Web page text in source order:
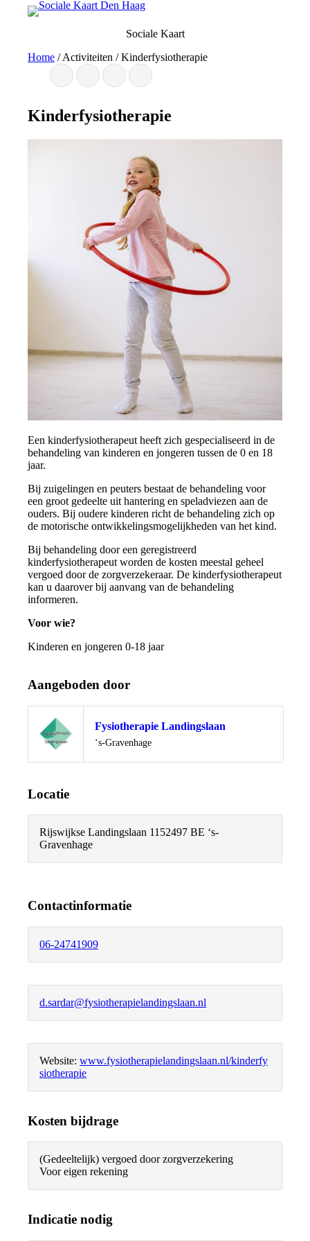
Sociale Kaart
Home /Activiteiten /Kinderfysiotherapie
Kinderfysiotherapie
Een kinderfysiotherapeut heeft zich gespecialiseerd in de
behandeling van kinderen en jongeren tussen de 0 en 18
jaar.
Bij zuigelingen en peuters bestaat de behandeling voor
een groot gedeelte uit hantering en speladviezen aan de
ouders. Bij oudere kinderen richt de behandeling zich op
de motorische ontwikkelingsmogelijkheden van het kind.
Bij behandeling door een geregistreerd
kinderfysiotherapeut worden de kosten meestal geheel
vergoed door de zorgverzekeraar. De kinderfysiotherapeut
kan u daarover bij aanvang van de behandeling
informeren.
Voor wie?
Kinderen en jongeren 0-18 jaar
Aangeboden door
Fysiotherapie Landingslaan
Locatie
‘s-Gravenhage
Locatie
Rijswijkse Landingslaan 1152497 BE ‘s-
Gravenhage
Contactinformatie
06-24741909
d.sardar@fysiotherapielandingslaan.nl
Website: www.fysiotherapielandingslaan.nl/kinderfy
siotherapie
Kosten bijdrage
(Gedeeltelijk) vergoed door zorgverzekering
Voor eigen rekening
Indicatie nodig